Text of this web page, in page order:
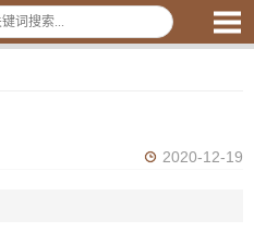
2020-12-19